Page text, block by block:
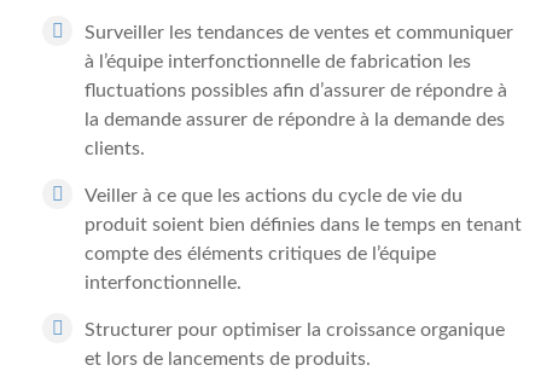
Surveiller les tendances de ventes et communiquer
à l’équipe interfonctionnelle de fabrication les
fluctuations possibles afin d’assurer de répondre à
la demande assurer de répondre à la demande des
clients.
Veiller à ce que les actions du cycle de vie du
produit soient bien définies dans le temps en tenant
compte des éléments critiques de l’équipe
interfonctionnelle.
Structurer pour optimiser la croissance organique
et lors de lancements de produits.